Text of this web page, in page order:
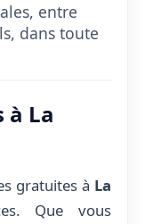
entre
dans toute
à La
gratuites à La
Que vous